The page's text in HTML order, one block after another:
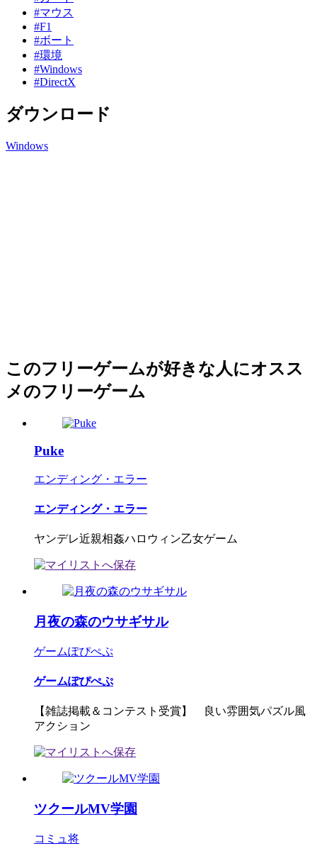
#マウス
#F1
#ボート
#環境
#Windows
#DirectX
ダウンロード
Windows
このフリーゲームが好きな人にオスス
メのフリーゲーム
Puke
エンディング・エラー
エンディング・エラー
ヤンデレ近親相姦ハロウィン乙女ゲーム
月夜の森のウサギサル
ゲームぽぴぺぷ
ゲームぽぴぺぷ
【雑誌掲載＆コンテスト受賞】 良い雰囲気パズル風
アクション
ツクールMV学園
コミュ将